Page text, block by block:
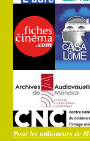
Pour les utilisateurs de